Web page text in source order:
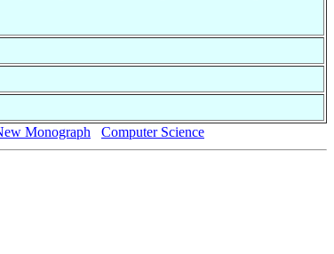
Monograph Computer Science